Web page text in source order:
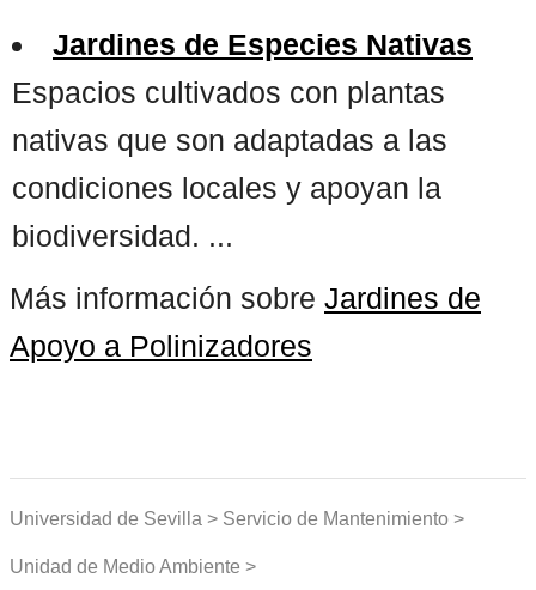
Jardines de Especies Nativas
Espacios cultivados con plantas
nativas que son adaptadas a las
condiciones locales y apoyan la
biodiversidad. ...
Más información sobre Jardines de
Apoyo a Polinizadores
Universidad de Sevilla > Servicio de Mantenimiento >
Unidad de Medio Ambiente >